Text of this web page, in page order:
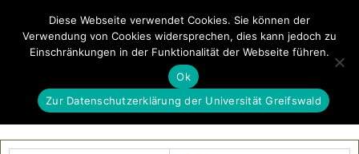
GeoGREIF MENÜ
Diese Webseite verwendet Cookies. Sie können der
Verwendung von Cookies widersprechen, dies kann jedoch zu
Einschränkungen in der Funktionalität der Webseite führen.
Ok
Zur Datenschutzerklärung der Universität Greifswald